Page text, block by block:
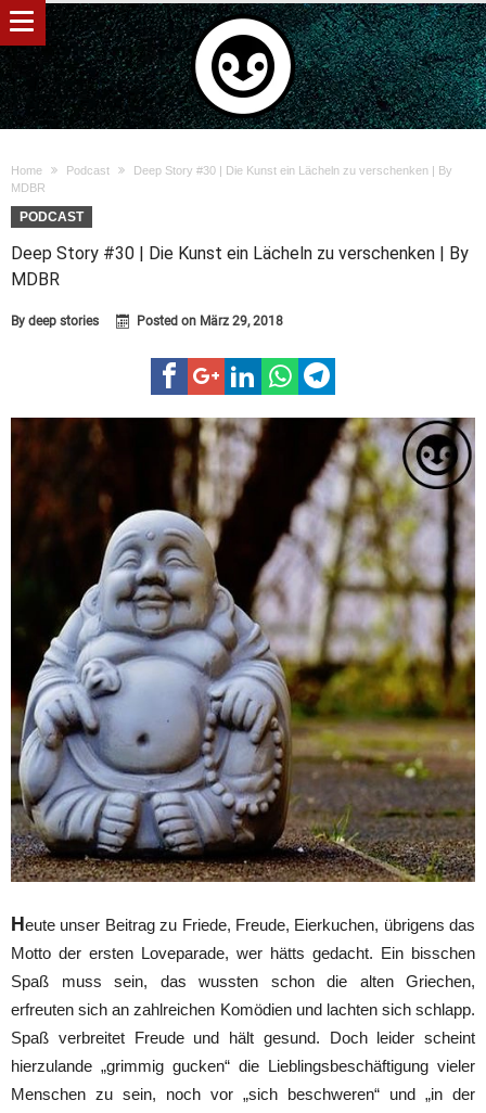
Home Podcast
Deep Story #30 | Die Kunst ein Lächeln zu verschenken | By
MDBR
PODCAST
Deep Story #30 | Die Kunst ein Lächeln zu verschenken | By
MDBR
By deep stories Posted on März 29, 2018
Heute unser Beitrag zu Friede, Freude, Eierkuchen, übrigens das
Motto der ersten Loveparade, wer hätts gedacht. Ein bisschen
Spaß muss sein, das wussten schon die alten Griechen,
erfreuten sich an zahlreichen Komödien und lachten sich schlapp.
Spaß verbreitet Freude und hält gesund. Doch leider scheint
hierzulande „grimmig gucken“ die Lieblingsbeschäftigung vieler
Menschen zu sein, noch vor „sich beschweren“ und „in der